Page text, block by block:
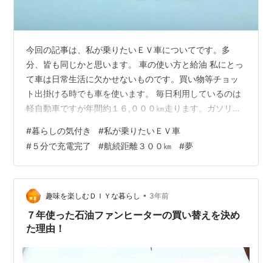
今回の記事は、私が乗りたいＥＶ車についてです。多
分、皆も同じかと思います。 車の使い方と給油 私にとっ
て車は日常生活に欠かせないものです。買い物等チョッ
ト出掛ける時でも車を使います。 毎日利用しているのは
軽自動車ですが年間約１６,０００㎞走ります。ガソリン
にスタンドに向かいます。 １回の補給で１８ℓ～２０ℓ位
入りますが、車を止めて、セルフで給油操作、支払いを
済ませるまでの時間はゆっくりノンビリやっても５分未
満で終わります。 土日等で車が給油待ちをしている時
は、スルーして翌日に廻します。 何故かと言うと、スタ
ンドで給油を待つのが嫌だからです。 ガ…
#暮らしの気付き #私が乗りたいＥＶ車
#５分で充電完了 #航続距離３００㎞ #夢
趣味を楽しむＤＩＹな暮らし • 3年前
７年使った石油ファンヒーターの買い替えを決め
た理由！